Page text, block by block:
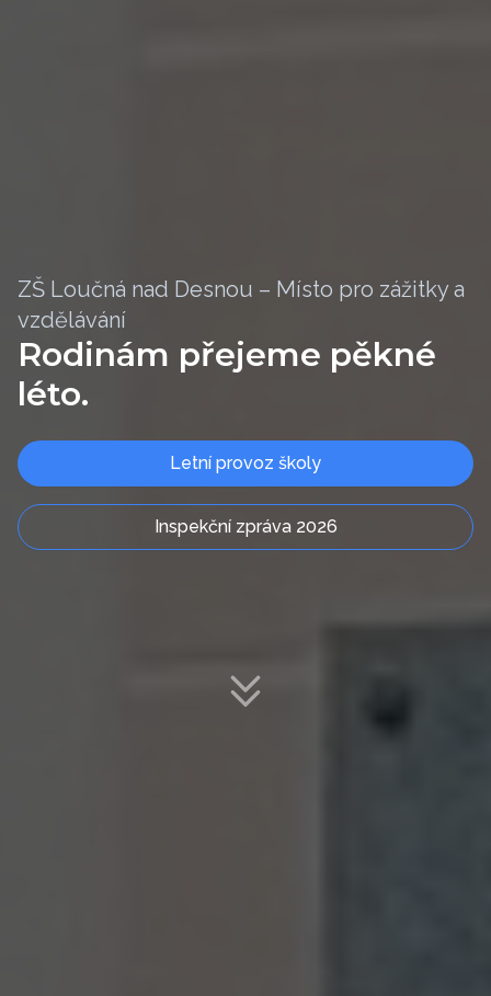
ZŠ Loučná nad Desnou – Místo pro zážitky a
vzdělávání
Rodinám přejeme pěkné
léto.
Letní provoz školy
Inspekční zpráva 2026